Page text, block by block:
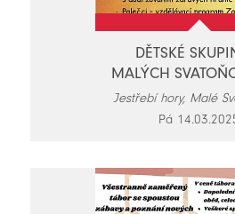
DĚTSKÉ
MALÝCH
Jestřebí hory, Malé
Pá